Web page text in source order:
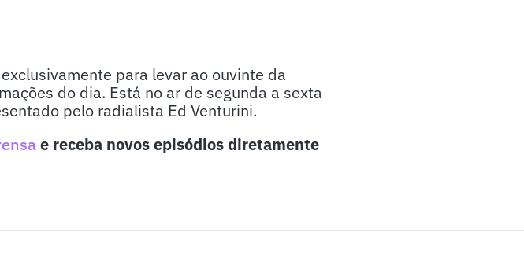
para levar ao ouvinte da
do dia. Está no ar de segunda a sexta
pelo radialista Ed Venturini.
e receba novos episódios diretamente